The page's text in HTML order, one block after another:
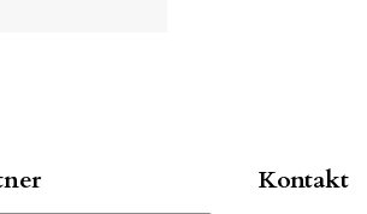
Kontakt